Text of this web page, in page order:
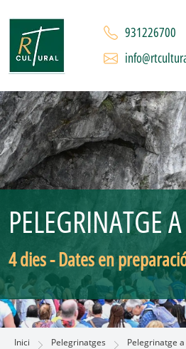
931226700
PELEGRINATGE
4 dies - Dates en
Inici Pelegrinatges Pelegrinatge